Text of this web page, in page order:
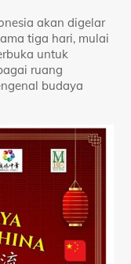
akan digelar
tiga hari, mulai
untuk
ruang
budaya